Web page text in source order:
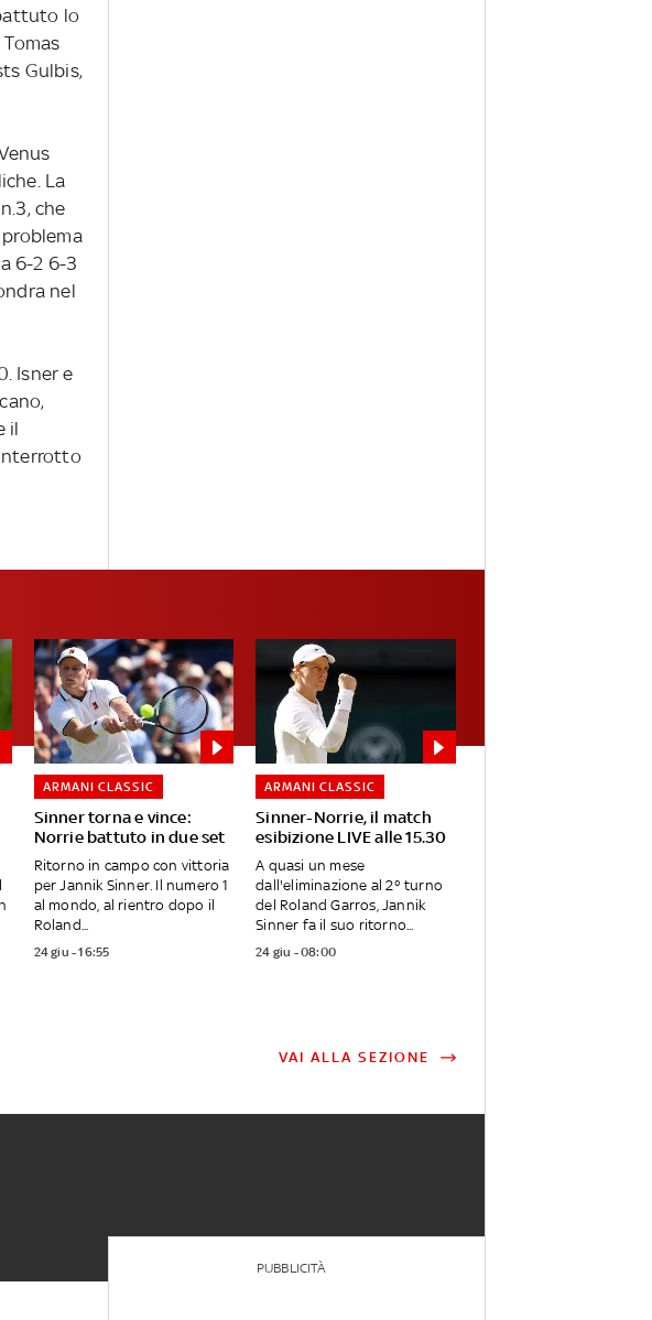
lo
Gulbis,
La
che
6-2 6-3
nel
Isner e
il
Sinner torna e vince:
Norrie battuto in due set
ARMANI CLASSIC
Ritorno in campo con vittoria
per Jannik Sinner. Il numero 1
al mondo, al rientro dopo il
Roland...
24 giu - 16:55
Sinner-Norrie, il match
esibizione LIVE alle 15.30
ARMANI CLASSIC
A quasi un mese
dall'eliminazione al 2° turno
del Roland Garros, Jannik
Sinner fa il suo ritorno...
24 giu - 08:00
VAI ALLA SEZIONE
PUBBLICITÀ